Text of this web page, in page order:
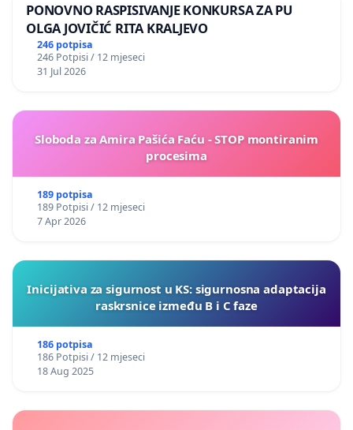
PONOVNO RASPISIVANJE KONKURSA ZA PU
OLGA JOVIČIĆ RITA KRALJEVO
246 potpisa
246 Potpisi / 12 mjeseci
31 Jul 2026
Sloboda za Amira Pašića Faću - STOP montiranim
procesima
189 potpisa
189 Potpisi / 12 mjeseci
7 Apr 2026
Inicijativa za sigurnost u KS: sigurnosna adaptacija
raskrsnice između B i C faze
186 potpisa
186 Potpisi / 12 mjeseci
18 Aug 2025